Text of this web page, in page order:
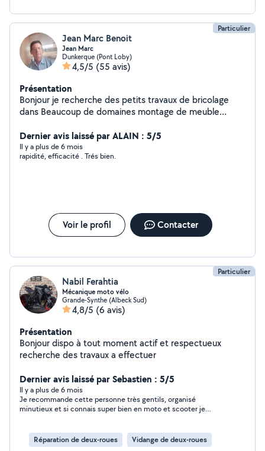
Particulier
Jean Marc Benoit
Jean Marc
Dunkerque (Pont Loby)
4,5/5 (55 avis)
Présentation
Bonjour je recherche des petits travaux de bricolage
dans Beaucoup de domaines montage de meuble
autres électricité n hésitez pas à me contacter
Dernier avis laissé par ALAIN : 5/5
Il y a plus de 6 mois
rapidité, efficacité . Trés bien.
Voir le profil Contacter
Particulier
Nabil Ferahtia
Mécanique moto vélo
Grande-Synthe (Albeck Sud)
4,8/5 (6 avis)
Présentation
Bonjour dispo à tout moment actif et respectueux
recherche des travaux a effectuer
Dernier avis laissé par Sebastien : 5/5
Il y a plus de 6 mois
Je recommande cette personne très gentils, organisé
minutieux et si connais super bien en moto et scooter je
mon scooter
Réparation de deux-roues Vidange de deux-roues